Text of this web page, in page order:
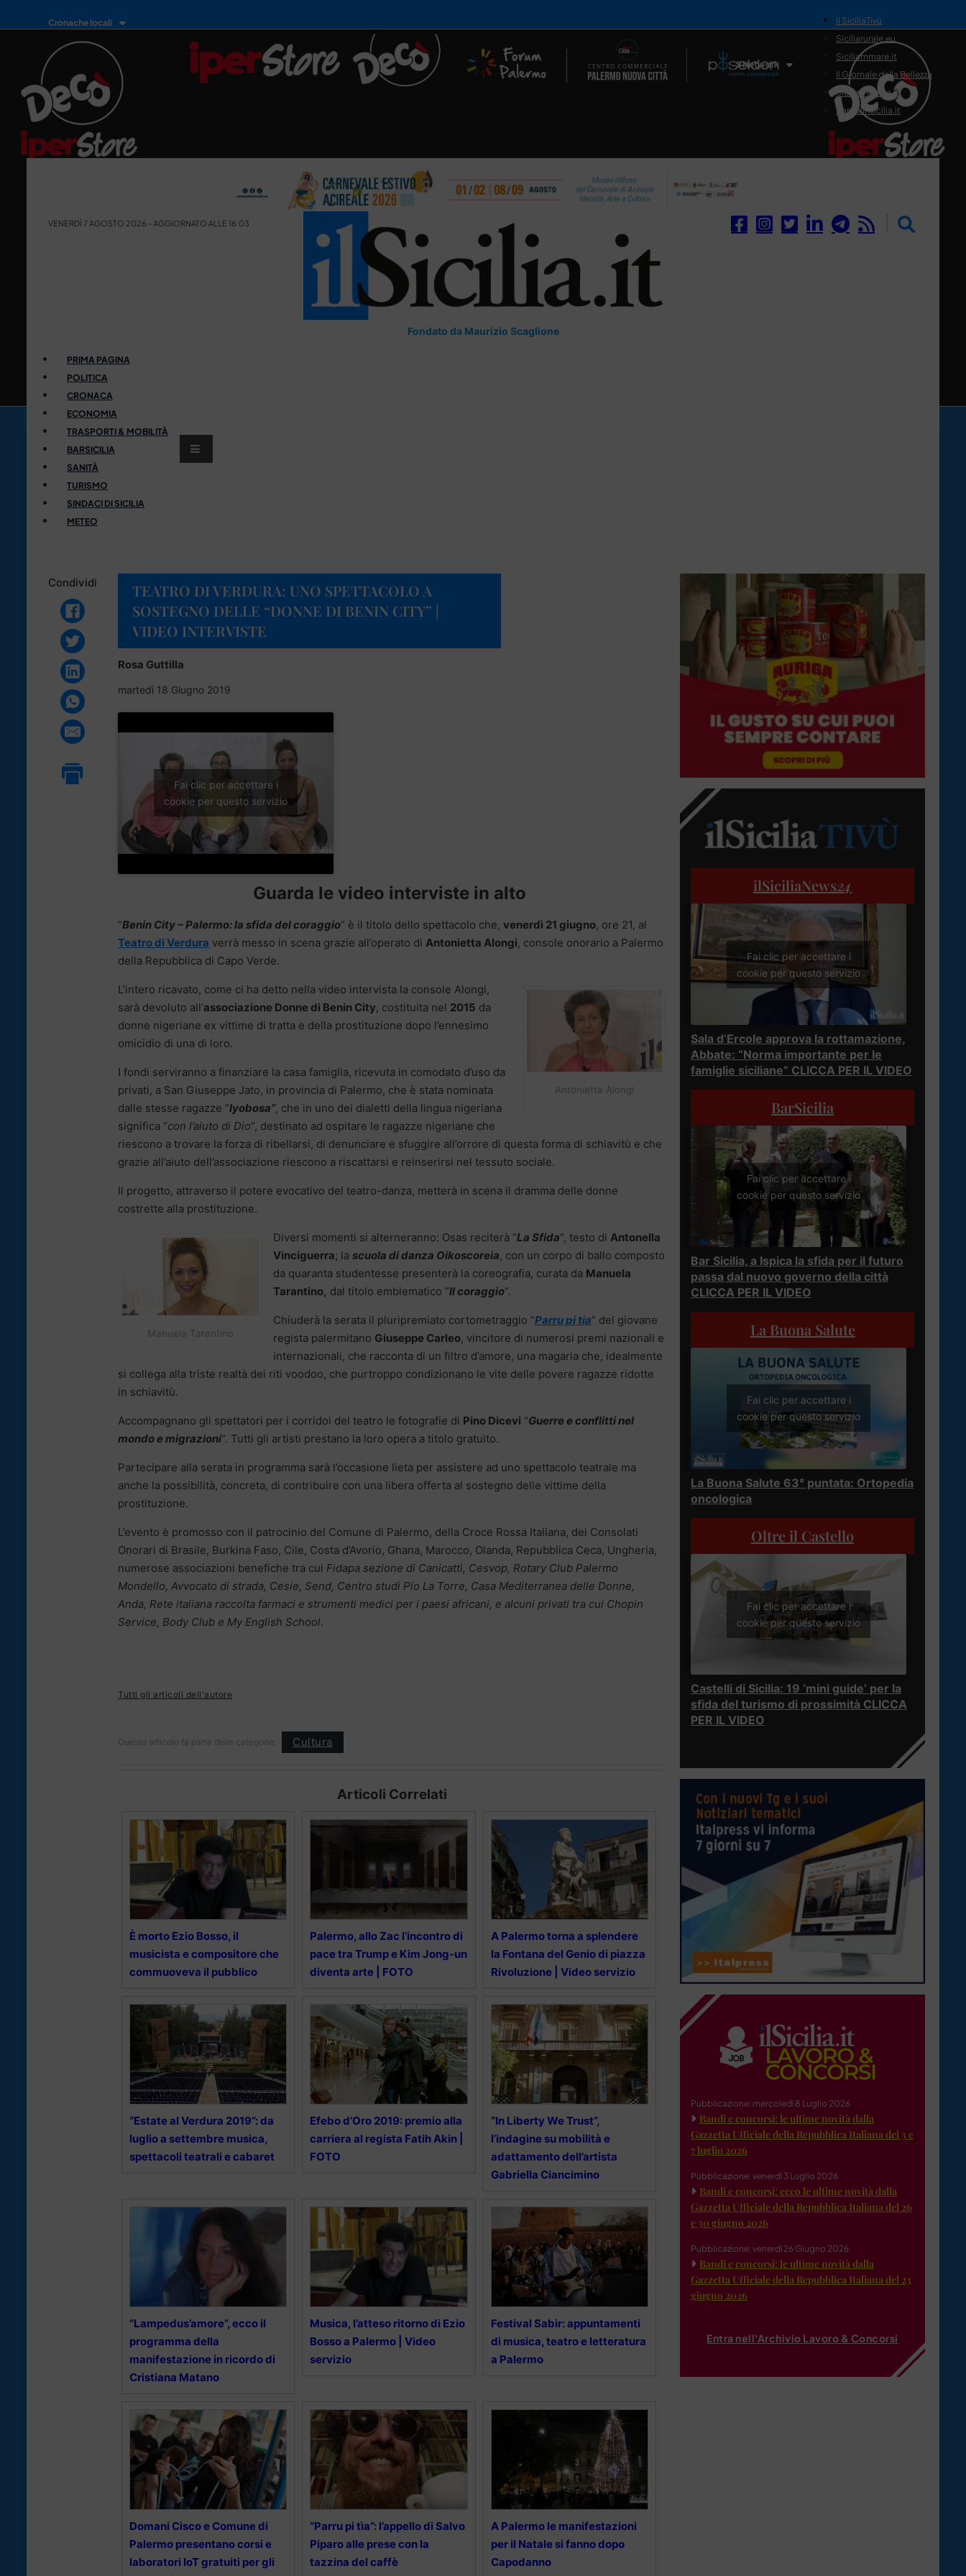
Cronache locali
Il Network
il SiciliaTivù
Siciliarurale.eu
Siciliammare.it
Il Giornale della Bellezza
Siciliamedica.it
Sanitainsicilia.it
VENERDÌ 7 AGOSTO 2026 - AGGIORNATO ALLE 16:03
Fondato da Maurizio Scaglione
PRIMA PAGINA
POLITICA
CRONACA
ECONOMIA
TRASPORTI & MOBILITÀ
BARSICILIA
SANITÀ
TURISMO
SINDACI DI SICILIA
METEO
Condividi
TEATRO DI VERDURA: UNO SPETTACOLO A
SOSTEGNO DELLE “DONNE DI BENIN CITY” |
VIDEO INTERVISTE
Rosa Guttilla
martedì 18 Giugno 2019
Fai clic per accettare i
cookie per questo servizio
Guarda le video interviste in alto
“Benin City – Palermo: la sfida del coraggio” è il titolo dello spettacolo che, venerdì 21 giugno, ore 21, al
Teatro di Verdura verrà messo in scena grazie all’operato di Antonietta Alongi, console onorario a Palermo
della Repubblica di Capo Verde.
Antonietta Alongi
L’intero ricavato, come ci ha detto nella video intervista la console Alongi,
sarà devoluto all’associazione Donne di Benin City, costituita nel 2015 da
donne nigeriane ex vittime di tratta e della prostituzione dopo l’ennesimo
omicidio di una di loro.
I fondi serviranno a finanziare la casa famiglia, ricevuta in comodato d’uso da
privati, a San Giuseppe Jato, in provincia di Palermo, che è stata nominata
dalle stesse ragazze “Iyobosa”, che in uno dei dialetti della lingua nigeriana
significa “con l’aiuto di Dio“, destinato ad ospitare le ragazze nigeriane che
riescono a trovare la forza di ribellarsi, di denunciare e sfuggire all’orrore di questa forma di schiavitù e che
grazie all’aiuto dell’associazione riescono a riscattarsi e reinserirsi nel tessuto sociale.
Il progetto, attraverso il potere evocativo del teatro-danza, metterà in scena il dramma delle donne
costrette alla prostituzione.
Manuela Tarantino
Diversi momenti si alterneranno: Osas reciterà “La Sfida“, testo di Antonella
Vinciguerra; la scuola di danza Oikoscoreia, con un corpo di ballo composto
da quaranta studentesse presenterà la coreografia, curata da Manuela
Tarantino, dal titolo emblematico “Il coraggio“.
Chiuderà la serata il pluripremiato cortometraggio “Parru pi tia” del giovane
regista palermitano Giuseppe Carleo, vincitore di numerosi premi nazionali e
internazionali, che racconta di un filtro d’amore, una magaria che, idealmente
si collega alla triste realtà dei riti voodoo, che purtroppo condizionano le vite delle povere ragazze ridotte
in schiavitù.
Accompagnano gli spettatori per i corridoi del teatro le fotografie di Pino Dicevi “Guerre e conflitti nel
mondo e migrazioni“. Tutti gli artisti prestano la loro opera a titolo gratuito.
Partecipare alla serata in programma sarà l’occasione lieta per assistere ad uno spettacolo teatrale ma
anche la possibilità, concreta, di contribuire con una libera offerta al sostegno delle vittime della
prostituzione.
L’evento è promosso con il patrocinio del Comune di Palermo, della Croce Rossa Italiana, dei Consolati
Onorari di Brasile, Burkina Faso, Cile, Costa d’Avorio, Ghana, Marocco, Olanda, Repubblica Ceca, Ungheria,
numerose associazioni benefiche tra cui Fidapa sezione di Canicattì, Cesvop, Rotary Club Palermo
Mondello, Avvocato di strada, Cesie, Send, Centro studi Pio La Torre, Casa Mediterranea delle Donne,
Anda, Rete italiana raccolta farmaci e strumenti medici per i paesi africani, e alcuni privati tra cui Chopin
Service, Body Club e My English School.
Tutti gli articoli dell'autore
Questo articolo fa parte delle categorie: Cultura
Articoli Correlati
È morto Ezio Bosso, il
musicista e compositore che
commuoveva il pubblico
Palermo, allo Zac l’incontro di
pace tra Trump e Kim Jong-un
diventa arte | FOTO
A Palermo torna a splendere
la Fontana del Genio di piazza
Rivoluzione | Video servizio
“Estate al Verdura 2019”: da
luglio a settembre musica,
spettacoli teatrali e cabaret
Efebo d’Oro 2019: premio alla
carriera al regista Fatih Akin |
FOTO
“In Liberty We Trust”,
l’indagine su mobilità e
adattamento dell’artista
Gabriella Ciancimino
“Lampedus’amore”, ecco il
programma della
manifestazione in ricordo di
Cristiana Matano
Musica, l’atteso ritorno di Ezio
Bosso a Palermo | Video
servizio
Festival Sabir: appuntamenti
di musica, teatro e letteratura
a Palermo
Domani Cisco e Comune di
Palermo presentano corsi e
laboratori IoT gratuiti per gli
“Parru pi tìa”: l’appello di Salvo
Piparo alle prese con la
tazzina del caffè
A Palermo le manifestazioni
per il Natale si fanno dopo
Capodanno
ilSiciliaNews24
Fai clic per accettare i
cookie per questo servizio
Sala d’Ercole approva la rottamazione,
Abbate: “Norma importante per le
famiglie siciliane” CLICCA PER IL VIDEO
BarSicilia
Fai clic per accettare i
cookie per questo servizio
Bar Sicilia, a Ispica la sfida per il futuro
passa dal nuovo governo della città
CLICCA PER IL VIDEO
La Buona Salute
Fai clic per accettare i
cookie per questo servizio
La Buona Salute 63° puntata: Ortopedia
oncologica
Oltre il Castello
Fai clic per accettare i
cookie per questo servizio
Castelli di Sicilia: 19 ‘mini guide’ per la
sfida del turismo di prossimità CLICCA
PER IL VIDEO
Pubblicazione: mercoledì 8 Luglio 2026
Bandi e concorsi: le ultime novità dalla
Gazzetta Ufficiale della Repubblica Italiana del 3 e
7 luglio 2026
Pubblicazione: venerdì 3 Luglio 2026
Bandi e concorsi: ecco le ultime novità dalla
Gazzetta Ufficiale della Repubblica Italiana del 26
e 30 giugno 2026
Pubblicazione: venerdì 26 Giugno 2026
Bandi e concorsi: le ultime novità dalla
Gazzetta Ufficiale della Repubblica Italiana del 23
giugno 2026
Entra nell'Archivio Lavoro & Concorsi